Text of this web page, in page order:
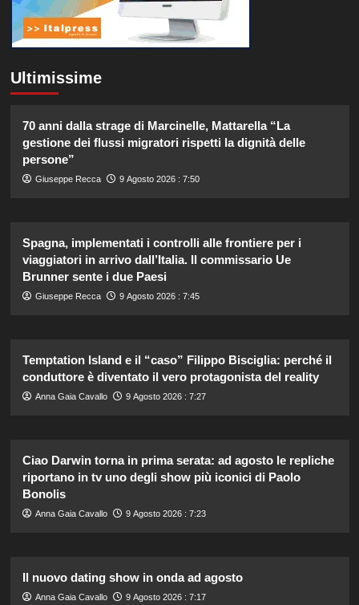
Ultimissime
70 anni dalla strage di Marcinelle, Mattarella “La
gestione dei flussi migratori rispetti la dignità delle
persone”
Giuseppe Recca 9 Agosto 2026 : 7:50
Spagna, implementati i controlli alle frontiere per i
viaggiatori in arrivo dall’Italia. Il commissario Ue
Brunner sente i due Paesi
Giuseppe Recca 9 Agosto 2026 : 7:45
Temptation Island e il “caso” Filippo Bisciglia: perché il
conduttore è diventato il vero protagonista del reality
Anna Gaia Cavallo 9 Agosto 2026 : 7:27
Ciao Darwin torna in prima serata: ad agosto le repliche
riportano in tv uno degli show più iconici di Paolo
Bonolis
Anna Gaia Cavallo 9 Agosto 2026 : 7:23
Il nuovo dating show in onda ad agosto
Anna Gaia Cavallo 9 Agosto 2026 : 7:17